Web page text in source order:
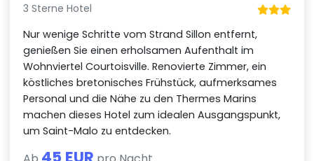
3 Sterne Hotel
Nur wenige Schritte vom Strand Sillon entfernt,
genießen Sie einen erholsamen Aufenthalt im
Wohnviertel Courtoisville. Renovierte Zimmer, ein
köstliches bretonisches Frühstück, aufmerksames
Personal und die Nähe zu den Thermes Marins
machen dieses Hotel zum idealen Ausgangspunkt,
um Saint-Malo zu entdecken.